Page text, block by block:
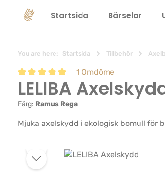
Hoppa till huvudnavigering
Startsida Bärselar
You are here: Startsida Tillbehör
Genomsnittligt betyg på 5 av 5 stjärnor
1 Omdöme
LELIBA
Färg: Ramus Rega
Mjuka axelskydd i ekologisk bomull för
Hoppa över bildgalleri